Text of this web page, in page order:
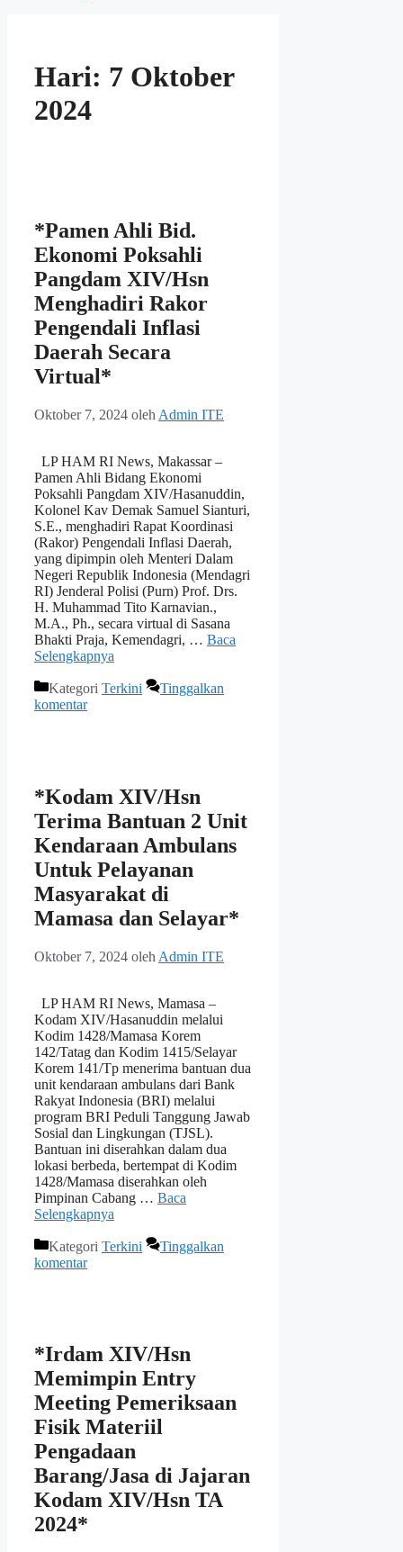
Hari: 7 Oktober
2024
*Pamen Ahli Bid.
Ekonomi Poksahli
Pangdam XIV/Hsn
Menghadiri Rakor
Pengendali Inflasi
Daerah Secara
Virtual*
Oktober 7, 2024 oleh Admin ITE
LP HAM RI News, Makassar –
Pamen Ahli Bidang Ekonomi
Poksahli Pangdam XIV/Hasanuddin,
Kolonel Kav Demak Samuel Sianturi,
S.E., menghadiri Rapat Koordinasi
(Rakor) Pengendali Inflasi Daerah,
yang dipimpin oleh Menteri Dalam
Negeri Republik Indonesia (Mendagri
RI) Jenderal Polisi (Purn) Prof. Drs.
H. Muhammad Tito Karnavian.,
M.A., Ph., secara virtual di Sasana
Bhakti Praja, Kemendagri, … Baca
Selengkapnya
Kategori Terkini
Tinggalkan
komentar
*Kodam XIV/Hsn
Terima Bantuan 2 Unit
Kendaraan Ambulans
Untuk Pelayanan
Masyarakat di
Mamasa dan Selayar*
Oktober 7, 2024 oleh Admin ITE
LP HAM RI News, Mamasa –
Kodam XIV/Hasanuddin melalui
Kodim 1428/Mamasa Korem
142/Tatag dan Kodim 1415/Selayar
Korem 141/Tp menerima bantuan dua
unit kendaraan ambulans dari Bank
Rakyat Indonesia (BRI) melalui
program BRI Peduli Tanggung Jawab
Sosial dan Lingkungan (TJSL).
Bantuan ini diserahkan dalam dua
lokasi berbeda, bertempat di Kodim
1428/Mamasa diserahkan oleh
Pimpinan Cabang … Baca
Selengkapnya
Kategori Terkini
Tinggalkan
komentar
*Irdam XIV/Hsn
Memimpin Entry
Meeting Pemeriksaan
Fisik Materiil
Pengadaan
Barang/Jasa di Jajaran
Kodam XIV/Hsn TA
2024*